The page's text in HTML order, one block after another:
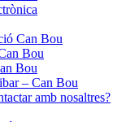
Can Bou
Bou
Bou
– Can Bou
amb nosaltres?